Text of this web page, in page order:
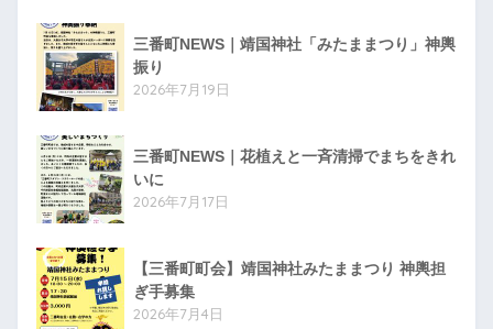
三番町NEWS｜靖国神社「みたままつり」神輿
振り
2026年7月19日
三番町NEWS｜花植えと一斉清掃でまちをきれ
いに
2026年7月17日
【三番町町会】靖国神社みたままつり 神輿担
ぎ手募集
2026年7月4日